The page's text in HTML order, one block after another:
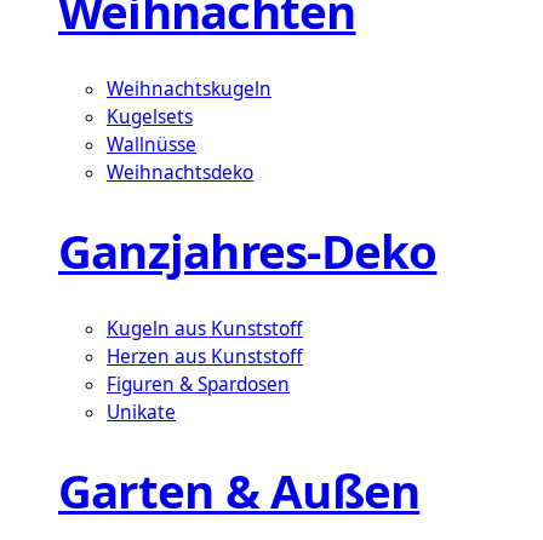
Weihnachtskugeln
Kugelsets
Wallnüsse
Weihnachtsdeko
Ganzjahres-Deko
Kugeln aus Kunststoff
Herzen aus Kunststoff
Figuren & Spardosen
Unikate
Garten & Außen